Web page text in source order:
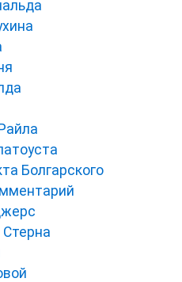
Болгарского